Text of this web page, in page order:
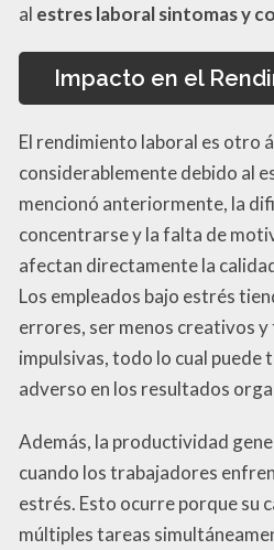
al estres laboral sintomas y
Impacto en el
El rendimiento laboral es otro
considerablemente debido al
mencionó anteriormente, la
concentrarse y la falta de
afectan directamente la
Los empleados bajo estrés
errores, ser menos creativos
impulsivas, todo lo cual puede
adverso en los resultados
Además, la productividad
cuando los trabajadores
estrés. Esto ocurre porque su
múltiples tareas